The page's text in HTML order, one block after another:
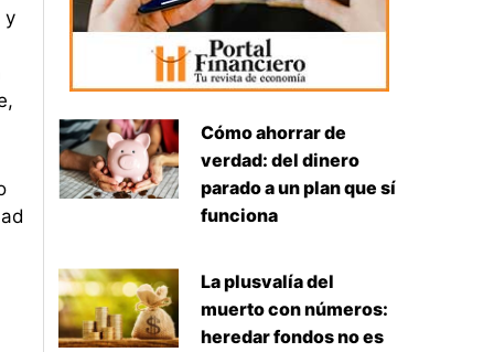
y
Cómo ahorrar de
verdad: del dinero
parado a un plan que sí
funciona
La plusvalía del
muerto con números:
heredar fondos no es